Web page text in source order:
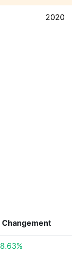
2020
Changement
8.63%